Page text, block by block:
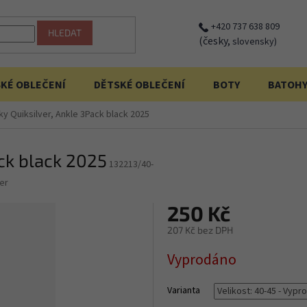
HLEDAT +420 737 638 809
(česky, slovensky)
OBLEČENÍ DĚTSKÉ OBLEČENÍ BOTY BATOHY
Quiksilver, Ankle 3Pack black 2025
black 2025 132213/40-
250 Kč
207 Kč bez DPH
cena:
Vyprodáno
Varianta